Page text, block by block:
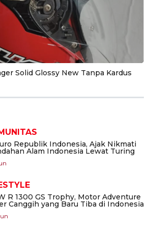
Solid Glossy New Tanpa Kardus
Republik Indonesia, Ajak Nikmati
Alam Indonesia Lewat Turing
R 1300 GS Trophy, Motor Adventure
Canggih yang Baru Tiba di Indonesia